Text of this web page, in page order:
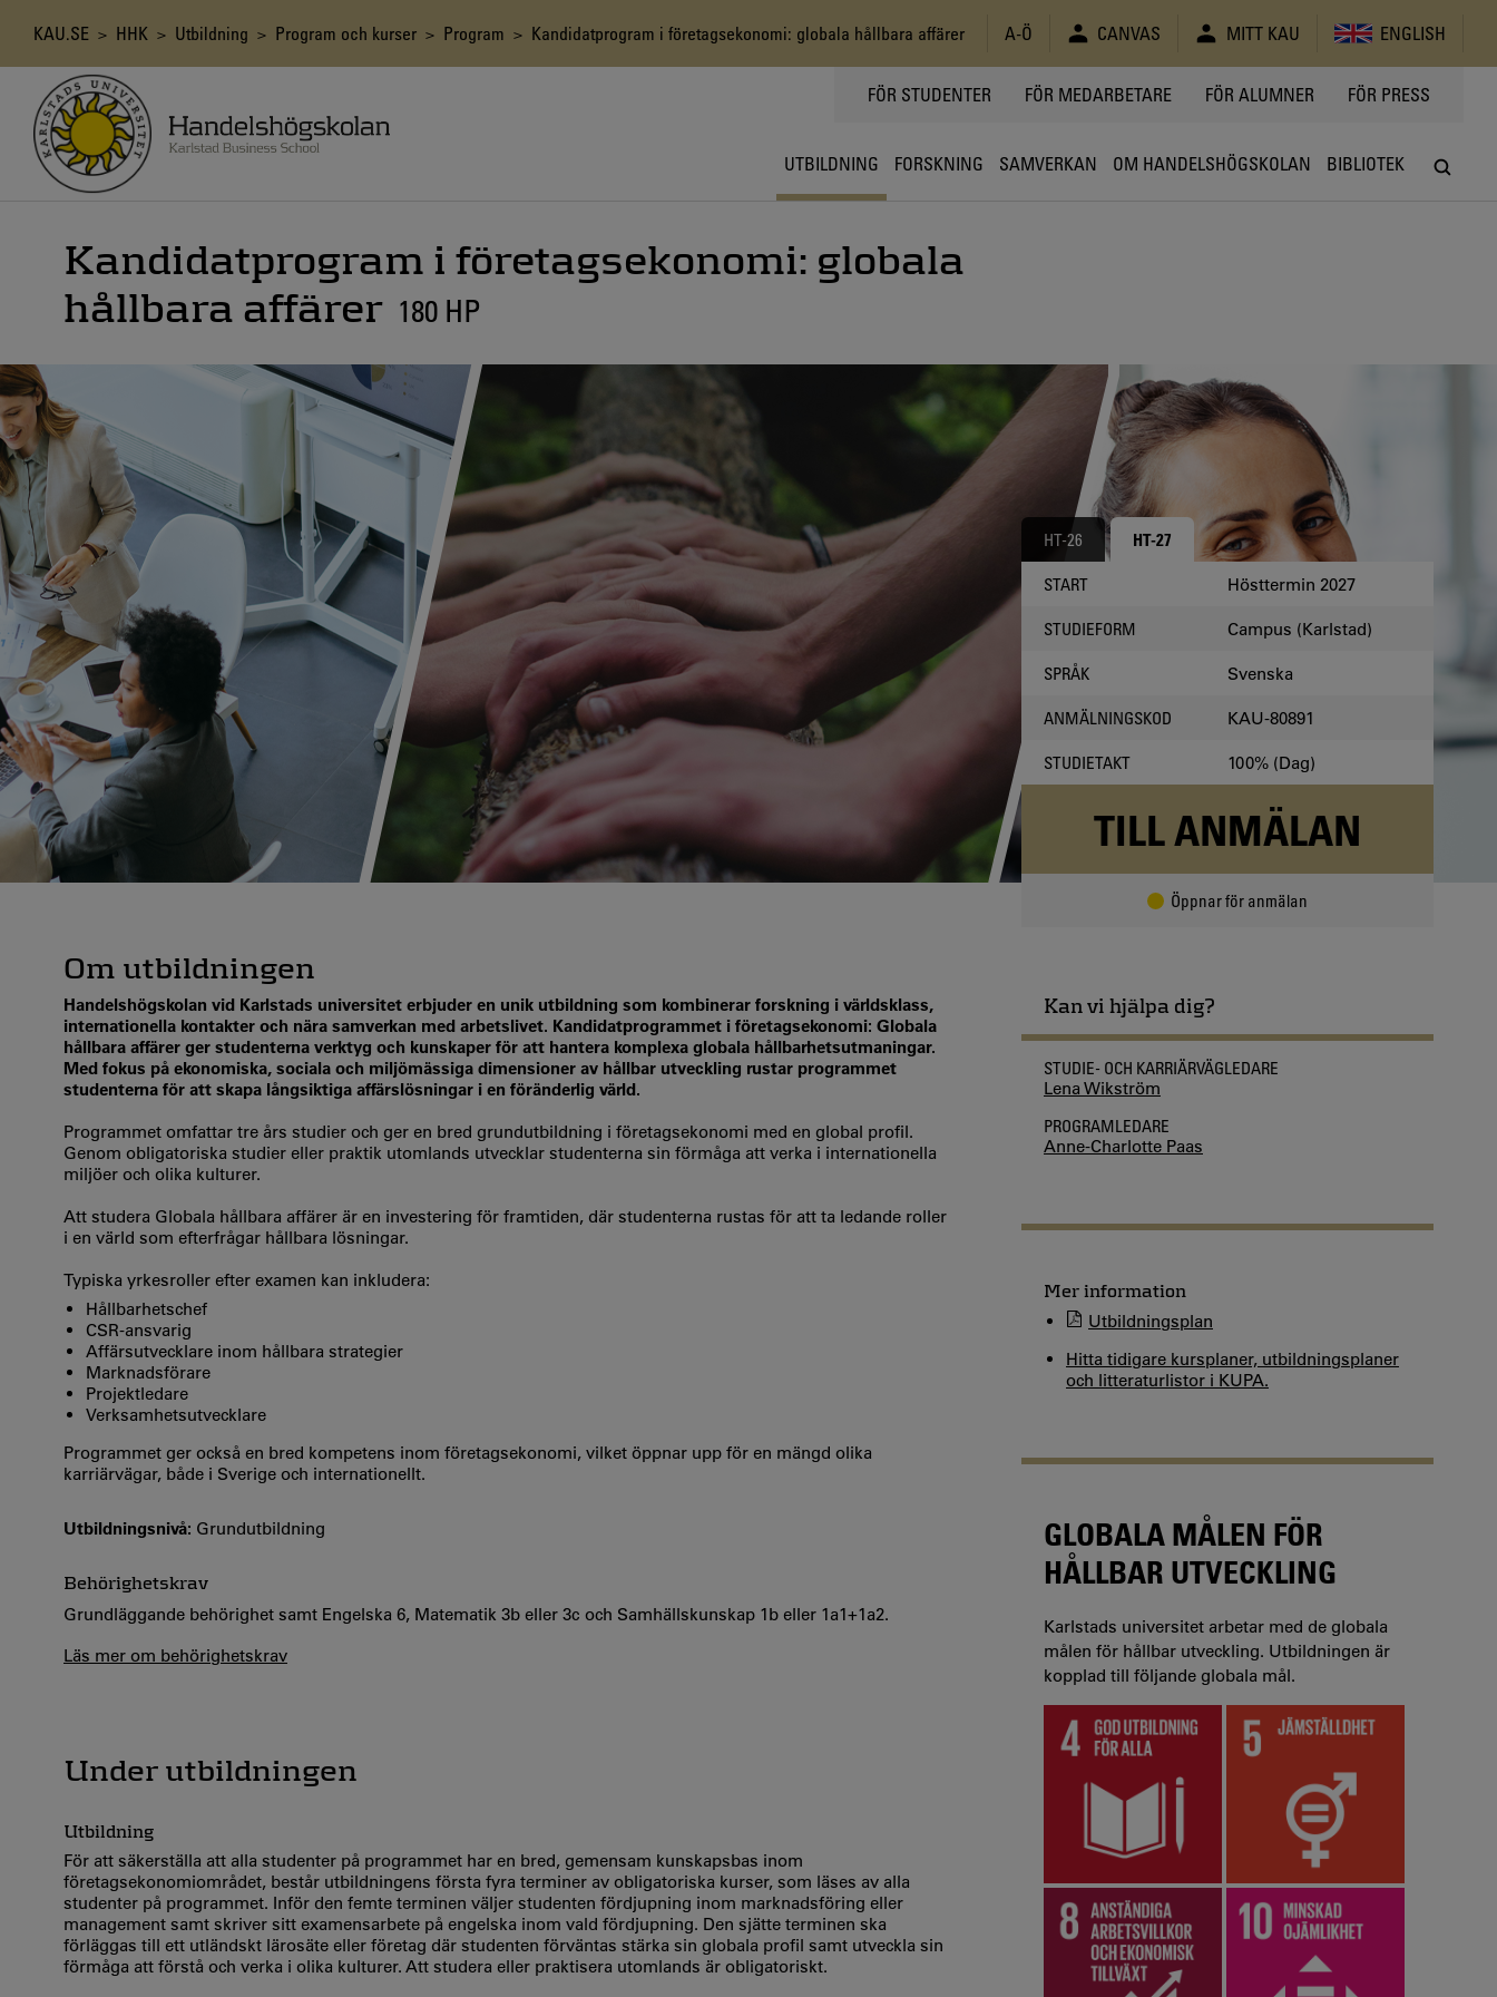
Länkstig
KAU.SE > HHK > Utbildning > Program och kurser > Program > Kandidatprogram i företagsekonomi: globala hållbara affärer A-Ö CANVAS MITT KAU ENGLISH
TOPPMENY
FÖR STUDENTER FÖR MEDARBETARE FÖR ALUMNER FÖR PRESS
UTBILDNING FORSKNING SAMVERKAN OM HANDELSHÖGSKOLAN BIBLIOTEK
Kandidatprogram i företagsekonomi: globala
hållbara affärer 180 HP
Om utbildningen
Handelshögskolan vid Karlstads universitet erbjuder en unik utbildning som kombinerar forskning i världsklass,
internationella kontakter och nära samverkan med arbetslivet. Kandidatprogrammet i företagsekonomi: Globala
hållbara affärer ger studenterna verktyg och kunskaper för att hantera komplexa globala hållbarhetsutmaningar.
Med fokus på ekonomiska, sociala och miljömässiga dimensioner av hållbar utveckling rustar programmet
studenterna för att skapa långsiktiga affärslösningar i en föränderlig värld.
Programmet omfattar tre års studier och ger en bred grundutbildning i företagsekonomi med en global profil.
Genom obligatoriska studier eller praktik utomlands utvecklar studenterna sin förmåga att verka i internationella
miljöer och olika kulturer.
Att studera Globala hållbara affärer är en investering för framtiden, där studenterna rustas för att ta ledande roller
i en värld som efterfrågar hållbara lösningar.
Typiska yrkesroller efter examen kan inkludera:
Hållbarhetschef
CSR-ansvarig
Affärsutvecklare inom hållbara strategier
Marknadsförare
Projektledare
Verksamhetsutvecklare
Programmet ger också en bred kompetens inom företagsekonomi, vilket öppnar upp för en mängd olika
karriärvägar, både i Sverige och internationellt.
Utbildningsnivå: Grundutbildning
Behörighetskrav
Grundläggande behörighet samt Engelska 6, Matematik 3b eller 3c och Samhällskunskap 1b eller 1a1+1a2.
Läs mer om behörighetskrav
Under utbildningen
Utbildning
För att säkerställa att alla studenter på programmet har en bred, gemensam kunskapsbas inom
företagsekonomiområdet, består utbildningens första fyra terminer av obligatoriska kurser, som läses av alla
studenter på programmet. Inför den femte terminen väljer studenten fördjupning inom marknadsföring eller
management samt skriver sitt examensarbete på engelska inom vald fördjupning. Den sjätte terminen ska
förläggas till ett utländskt lärosäte eller företag där studenten förväntas stärka sin globala profil samt utveckla sin
förmåga att förstå och verka i olika kulturer. Att studera eller praktisera utomlands är obligatoriskt.
HT-26 HT-27
START Hösttermin 2027
STUDIEFORM Campus (Karlstad)
SPRÅK Svenska
ANMÄLNINGSKOD KAU-80891
STUDIETAKT 100% (Dag)
TILL ANMÄLAN
Öppnar för anmälan
Kan vi hjälpa dig?
STUDIE- OCH KARRIÄRVÄGLEDARE
Lena Wikström
PROGRAMLEDARE
Anne-Charlotte Paas
Mer information
Utbildningsplan
Hitta tidigare kursplaner, utbildningsplaner
och litteraturlistor i KUPA.
GLOBALA MÅLEN FÖR
HÅLLBAR UTVECKLING
Karlstads universitet arbetar med de globala
målen för hållbar utveckling. Utbildningen är
kopplad till följande globala mål.